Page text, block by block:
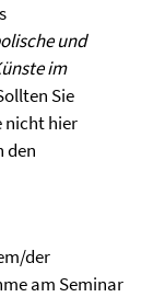
und
im
Sie
nicht hier
den
der
am Seminar